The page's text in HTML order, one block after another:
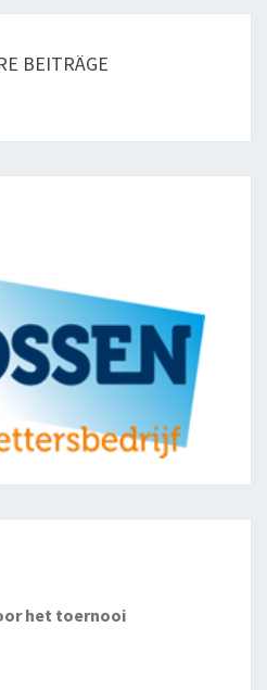
BEITRÄGE
het toernooi